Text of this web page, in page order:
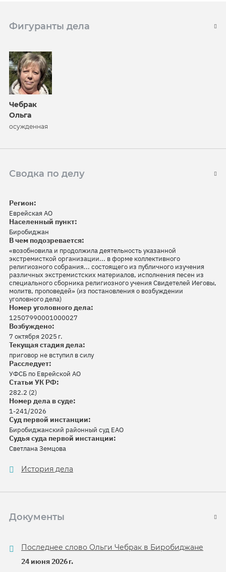
Фигуранты дела
Чебрак
Ольга
осужденная
Сводка по делу
Регион:
Еврейская АО
Населенный пункт:
Биробиджан
В чем подозревается:
«возобновила и продолжила деятельность указанной
экстремисткой организации... в форме коллективного
религиозного собрания... состоящего из публичного изучения
различных экстремистских материалов, исполнения песен из
специального сборника религиозного учения Свидетелей Иеговы,
молитв, проповедей» (из постановления о возбуждении
уголовного дела)
Номер уголовного дела:
12507990001000027
Возбуждено:
7 октября 2025 г.
Текущая стадия дела:
приговор не вступил в силу
Расследует:
УФСБ по Еврейской АО
Статьи УК РФ:
282.2 (2)
Номер дела в суде:
1-241/2026
Суд первой инстанции:
Биробиджанский районный суд ЕАО
Судья суда первой инстанции:
Светлана Земцова
История дела
Документы
Последнее слово Ольги Чебрак в Биробиджане
24 июня 2026 г.